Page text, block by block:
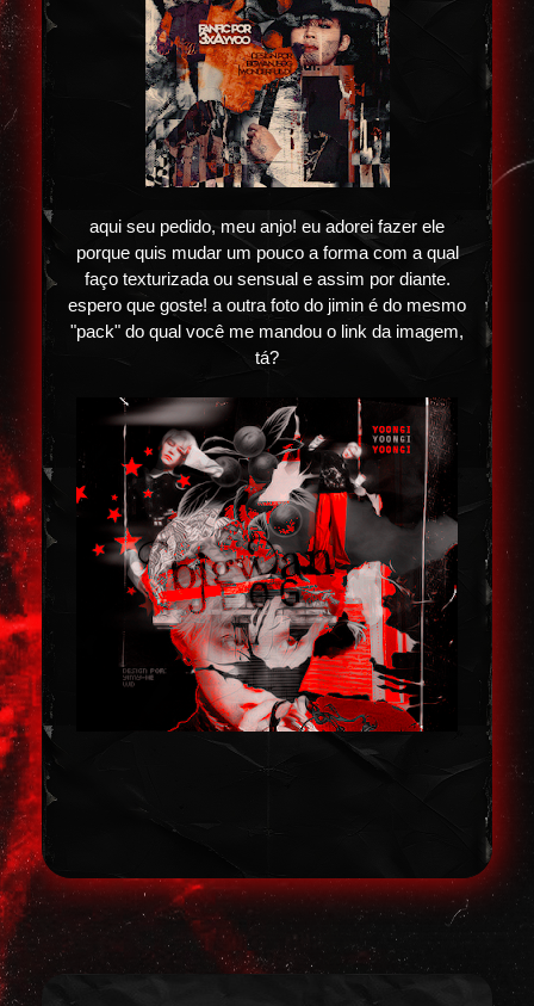
aqui seu pedido, meu anjo! eu adorei fazer ele
porque quis mudar um pouco a forma com a qual
faço texturizada ou sensual e assim por diante.
espero que goste! a outra foto do jimin é do mesmo
"pack" do qual você me mandou o link da imagem,
tá?